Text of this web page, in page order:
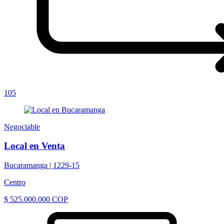
105
Negociable
Local en Venta
Bucaramanga | 1229-15
Centro
$ 525.000.000 COP